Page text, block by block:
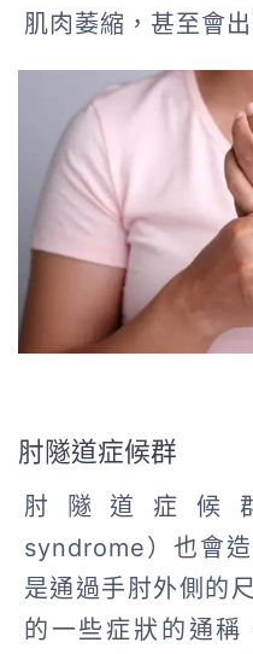
肌肉萎縮，甚至會
肘隧道症候群
肘隧道症候
syndrome）也會
是通過手肘外側的
的一些症狀的通稱